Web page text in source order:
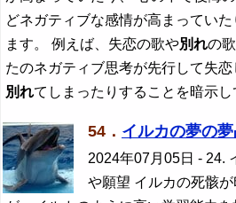
どネガティブな感情が高まってい
ます。 例えば、失恋の歌や別れの
たのネガティブ思考が先行して失
別れてしまったりすることを暗示し
54． イルカの夢の
2024年07月05日 - 24.
や願望 イルカの死骸